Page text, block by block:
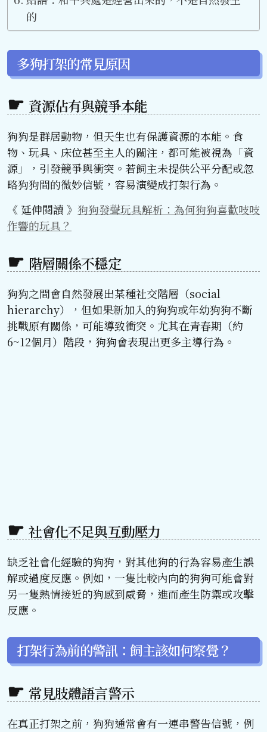
的
多狗打架的常見原因
資源佔有與競爭本能
狗狗是群居動物，但天生也有保護資源的本能。食
物、玩具、床位甚至主人的關注，都可能被視為「資
源」，引發競爭與衝突。若飼主未提供公平分配或忽
略狗狗間的微妙信號，容易演變成打架行為。
《 延伸閱讀 》 狗狗發聲玩具解析：為何狗狗喜歡吱吱
作響的玩具？
階層關係不穩定
狗狗之間會自然發展出某種社交階層（social
hierarchy），但如果新加入的狗狗或年幼狗狗不斷
挑戰原有關係，可能導致衝突。尤其在青春期（約
6~12個月）階段，狗狗會表現出更多主導行為。
社會化不足與互動壓力
缺乏社會化經驗的狗狗，對其他狗的行為容易產生誤
解或過度反應。例如，一隻比較內向的狗狗可能會對
另一隻熱情接近的狗感到威脅，進而產生防禦或攻擊
反應。
打架行為前的警訊：飼主該如何察覺？
常見肢體語言警示
在真正打架之前，狗狗通常會有一連串警告信號，例